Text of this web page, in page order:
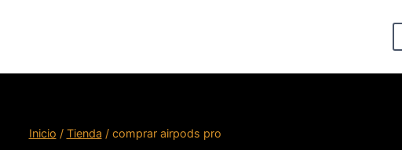
Inicio / Tienda / comprar airpods pro